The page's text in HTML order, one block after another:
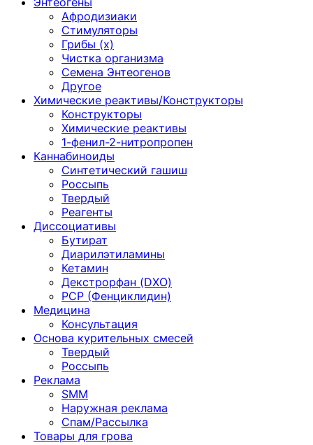
Афродизиаки
Стимуляторы
Грибы (х)
Чистка организма
Семена Энтеогенов
Другое
Химические реактивы/Конструкторы
Конструкторы
Химические реактивы
1-фенил-2-нитропропен
Каннабиноиды
Синтетический гашиш
Россыпь
Твердый
Реагенты
Диссоциативы
Бутират
Диарилэтиламины
Кетамин
Декстрорфан (DXO)
PCP (Фенциклидин)
Медицина
Консультация
Основа курительных смесей
Твердый
Россыпь
Реклама
SMM
Наружная реклама
Спам/Рассылка
Товары для грова